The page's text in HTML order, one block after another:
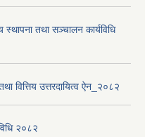
स्थापना तथा सञ्चालन कार्यविधि
वित्तिय उत्तरदायित्व ऐन_२०८२
२०८२